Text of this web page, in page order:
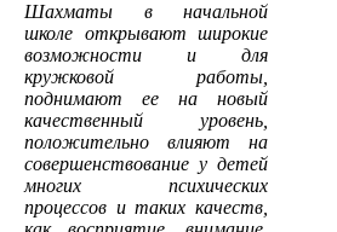
Шахматы в начальной
школе открывают широкие
возможности и для
кружковой работы,
поднимают ее на новый
качественный уровень,
положительно влияют на
совершенствование у детей
многих психических
процессов и таких качеств,